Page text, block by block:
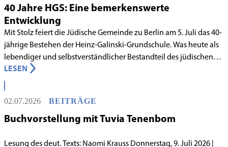
40 Jahre HGS: Eine bemerkenswerte
Entwicklung
Mit Stolz feiert die Jüdische Gemeinde zu Berlin am 5. Juli das 40-
jährige Bestehen der Heinz-Galinski-Grundschule. Was heute als
lebendiger und selbstverständlicher Bestandteil des jüdischen
Lebens in Berlin gilt, begann in den 1980er-Jahren unter
schwierigen Voraussetzungen. Vor dem Hintergrund eines
innergemeindlichen Wandels entstand bereits 1983 die Idee, eine
jüdische Grundschule zu gründen.
LESEN
02.07.2026 BEITRÄGE
Buchvorstellung mit Tuvia Tenenbom
Lesung des deut. Texts: Naomi Krauss Donnerstag, 9. Juli 2026 |